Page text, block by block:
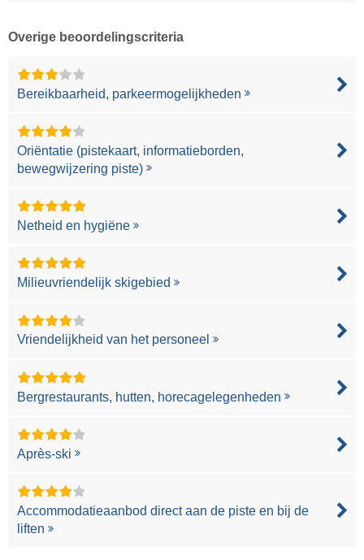
Overige beoordelingscriteria
Bereikbaarheid, parkeermogelijkheden
Oriëntatie (pistekaart, informatieborden,
bewegwijzering piste)
Netheid en hygiëne
Milieuvriendelijk skigebied
Vriendelijkheid van het personeel
Bergrestaurants, hutten, horecagelegenheden
Après-ski
Accommodatieaanbod direct aan de piste en bij de
liften